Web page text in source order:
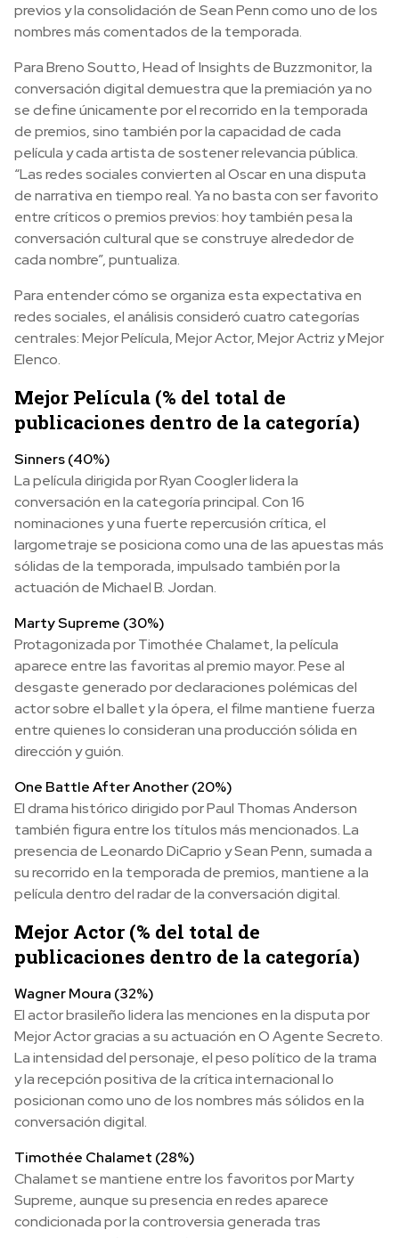
previos y la consolidación de Sean Penn como uno de los
nombres más comentados de la temporada.
Para Breno Soutto, Head of Insights de Buzzmonitor, la
conversación digital demuestra que la premiación ya no
se define únicamente por el recorrido en la temporada
de premios, sino también por la capacidad de cada
película y cada artista de sostener relevancia pública.
“Las redes sociales convierten al Oscar en una disputa
de narrativa en tiempo real. Ya no basta con ser favorito
entre críticos o premios previos: hoy también pesa la
conversación cultural que se construye alrededor de
cada nombre”, puntualiza.
Para entender cómo se organiza esta expectativa en
redes sociales, el análisis consideró cuatro categorías
centrales: Mejor Película, Mejor Actor, Mejor Actriz y Mejor
Elenco.
Mejor Película (% del total de
publicaciones dentro de la categoría)
Sinners (40%)
La película dirigida por Ryan Coogler lidera la
conversación en la categoría principal. Con 16
nominaciones y una fuerte repercusión crítica, el
largometraje se posiciona como una de las apuestas más
sólidas de la temporada, impulsado también por la
actuación de Michael B. Jordan.
Marty Supreme (30%)
Protagonizada por Timothée Chalamet, la película
aparece entre las favoritas al premio mayor. Pese al
desgaste generado por declaraciones polémicas del
actor sobre el ballet y la ópera, el filme mantiene fuerza
entre quienes lo consideran una producción sólida en
dirección y guión.
One Battle After Another (20%)
El drama histórico dirigido por Paul Thomas Anderson
también figura entre los títulos más mencionados. La
presencia de Leonardo DiCaprio y Sean Penn, sumada a
su recorrido en la temporada de premios, mantiene a la
película dentro del radar de la conversación digital.
Mejor Actor (% del total de
publicaciones dentro de la categoría)
Wagner Moura (32%)
El actor brasileño lidera las menciones en la disputa por
Mejor Actor gracias a su actuación en O Agente Secreto.
La intensidad del personaje, el peso político de la trama
y la recepción positiva de la crítica internacional lo
posicionan como uno de los nombres más sólidos en la
conversación digital.
Timothée Chalamet (28%)
Chalamet se mantiene entre los favoritos por Marty
Supreme, aunque su presencia en redes aparece
condicionada por la controversia generada tras